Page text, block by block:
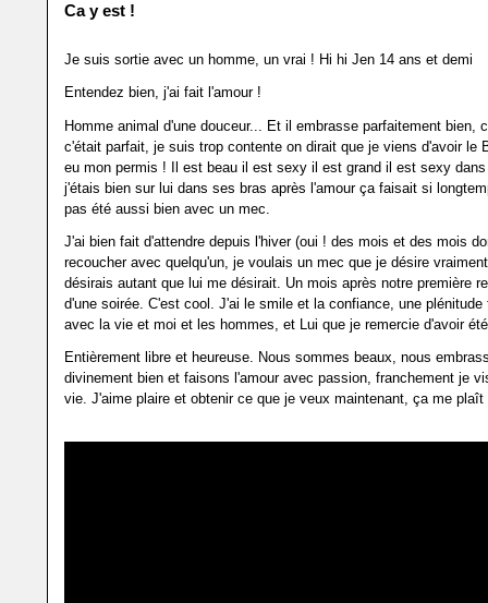
Ca y est !
Je suis sortie avec un homme, un vrai ! Hi hi Jen 14 ans et demi
Entendez bien, j'ai fait l'amour !
Homme animal d'une douceur... Et il embrasse parfaitement bien,
c'était parfait, je suis trop contente on dirait que je viens d'avoir le
eu mon permis ! Il est beau il est sexy il est grand il est sexy
j'étais bien sur lui dans ses bras après l'amour ça faisait si
pas été aussi bien avec un mec.
J'ai bien fait d'attendre depuis l'hiver (oui ! des mois et des mois
recoucher avec quelqu'un, je voulais un mec que je désire
désirais autant que lui me désirait. Un mois après notre première
d'une soirée. C'est cool. J'ai le smile et la confiance, une
avec la vie et moi et les hommes, et Lui que je remercie d'avoir
Entièrement libre et heureuse. Nous sommes beaux, nous
divinement bien et faisons l'amour avec passion, franchement je
vie. J'aime plaire et obtenir ce que je veux maintenant, ça me